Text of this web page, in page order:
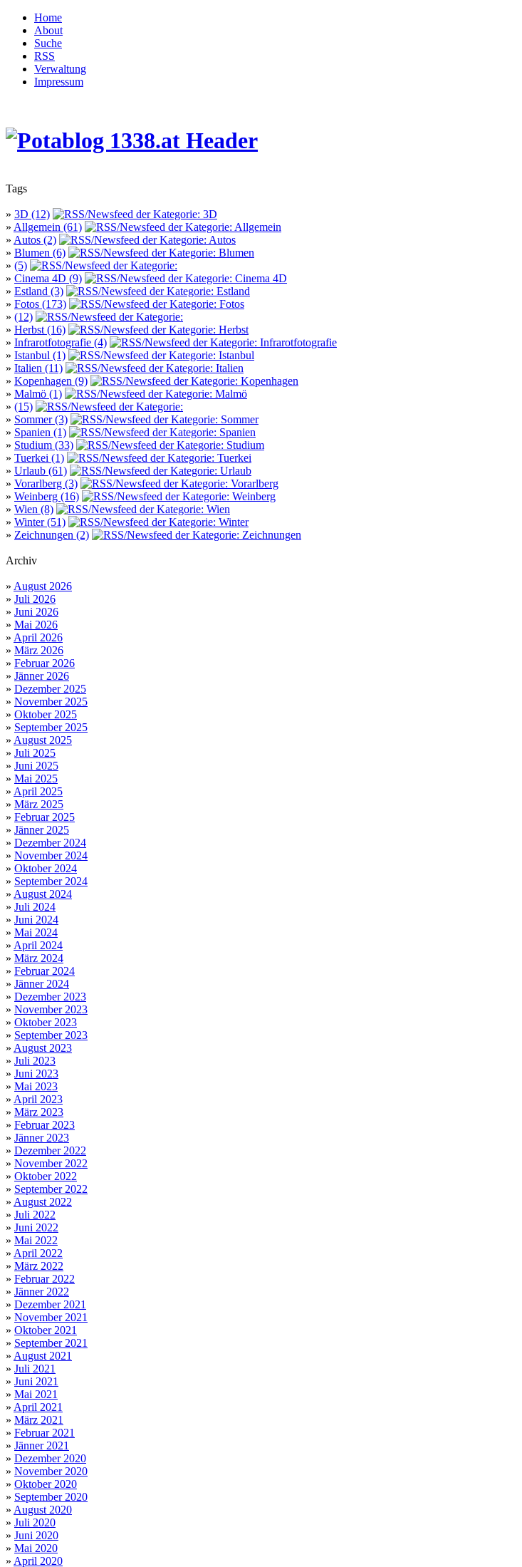
Home
About
Suche
RSS
Verwaltung
Impressum
Tags
» 3D (12)
» Allgemein (61)
» Autos (2)
» Blumen (6)
» (5)
» Cinema 4D (9)
» Estland (3)
» Fotos (173)
» (12)
» Herbst (16)
» Infrarotfotografie (4)
» Istanbul (1)
» Italien (11)
» Kopenhagen (9)
» Malmö (1)
» (15)
» Sommer (3)
» Spanien (1)
» Studium (33)
» Tuerkei (1)
» Urlaub (61)
» Vorarlberg (3)
» Weinberg (16)
» Wien (8)
» Winter (51)
» Zeichnungen (2)
Archiv
» August 2026
» Juli 2026
» Juni 2026
» Mai 2026
» April 2026
» März 2026
» Februar 2026
» Jänner 2026
» Dezember 2025
» November 2025
» Oktober 2025
» September 2025
» August 2025
» Juli 2025
» Juni 2025
» Mai 2025
» April 2025
» März 2025
» Februar 2025
» Jänner 2025
» Dezember 2024
» November 2024
» Oktober 2024
» September 2024
» August 2024
» Juli 2024
» Juni 2024
» Mai 2024
» April 2024
» März 2024
» Februar 2024
» Jänner 2024
» Dezember 2023
» November 2023
» Oktober 2023
» September 2023
» August 2023
» Juli 2023
» Juni 2023
» Mai 2023
» April 2023
» März 2023
» Februar 2023
» Jänner 2023
» Dezember 2022
» November 2022
» Oktober 2022
» September 2022
» August 2022
» Juli 2022
» Juni 2022
» Mai 2022
» April 2022
» März 2022
» Februar 2022
» Jänner 2022
» Dezember 2021
» November 2021
» Oktober 2021
» September 2021
» August 2021
» Juli 2021
» Juni 2021
» Mai 2021
» April 2021
» März 2021
» Februar 2021
» Jänner 2021
» Dezember 2020
» November 2020
» Oktober 2020
» September 2020
» August 2020
» Juli 2020
» Juni 2020
» Mai 2020
» April 2020